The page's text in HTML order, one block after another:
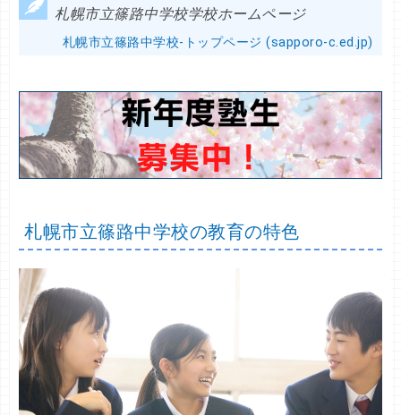
札幌市立篠路中学校学校ホームページ
札幌市立篠路中学校-トップページ (sapporo-c.ed.jp)
札幌市立篠路中学校の教育の特色